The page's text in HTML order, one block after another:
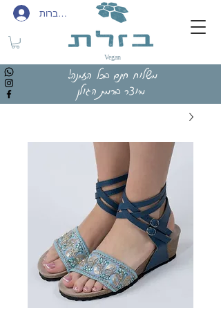
להתחברות
Vegan
משלוח חינם בכל הזמנה!
מיוצר ברמת הגולן